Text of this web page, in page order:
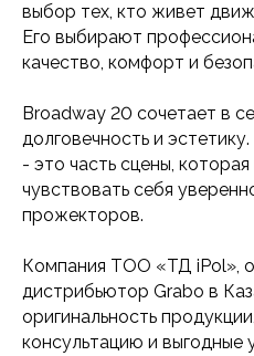
выбор тех, кто живет
Его выбирают
качество, комфорт и
Broadway 20 сочетает в
долговечность и
- это часть сцены,
чувствовать себя
прожекторов.
Компания ТОО «ТД iPol»,
дистрибьютор Grabo в
оригинальность
консультацию и выгодные